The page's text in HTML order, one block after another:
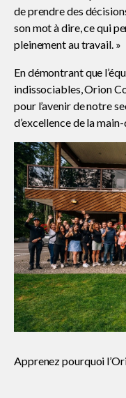
Sécurité sur
C101
Lisez votre
Services
exemplaires
Outils
Sceau d’or
Événements
de prendre des
son mot à dire, ce qui
pleinement au travail. »
En démontrant que
indissociables, Orion
pour l’avenir de notre
d’excellence de la
Apprenez pourquoi